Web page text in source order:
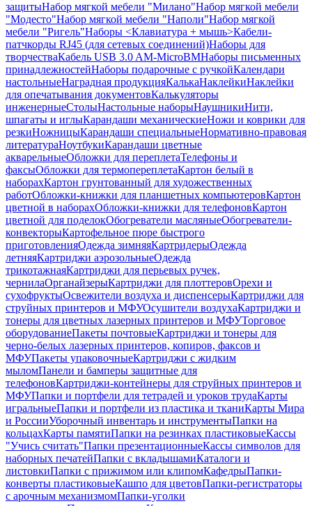
защитыНабор мягкой мебели "Милано"Набор мягкой мебели
"Модесто"Набор мягкой мебели "Наполи"Набор мягкой
мебели "Ригель"Наборы <Клавиатура + мышь>Кабели-
патчкорды RJ45 (для сетевых соединений)Наборы для
творчестваКабель USB 3.0 AM-MicroBMНаборы письменных
принадлежностейНаборы подарочные с ручкойКалендари
настольныеНаградная продукцияКалькаНаклейкиНаклейки
для опечатывания документовКалькуляторы
инженерныеСтолыНастольные наборыНаушникиНити,
шпагаты и иглыКарандаши механическиеНожи и коврики для
резкиНожницыКарандаши специальныеНормативно-правовая
литератураНоутбукиКарандаши цветные
акварельныеОбложки для переплетаТелефоны и
факсыОбложки для термопереплетаКартон белый в
наборахКартон грунтованный для художественных
работОбложки-книжки для планшетных компьютеровКартон
цветной в наборахОбложки-книжки для телефоновКартон
цветной для поделокОбогреватели масляныеОбогреватели-
конвекторыКартофельное пюре быстрого
приготовленияОдежда зимняяКартридерыОдежда
летняяКартриджи аэрозольныеОдежда
трикотажнаяКартриджи для перьевых ручек,
чернилаОрганайзерыКартриджи для плоттеровОрехи и
сухофруктыОсвежители воздуха и диспенсерыКартриджи для
струйных принтеров и МФУОсушители воздухаКартриджи и
тонеры для цветных лазерных принтеров и МФУТорговое
оборудованиеПакеты почтовыеКартриджи и тонеры для
черно-белых лазерных принтеров, копиров, факсов и
МФУПакеты упаковочныеКартриджи с жидким
мыломПанели и бамперы защитные для
телефоновКартриджи-контейнеры для струйных принтеров и
МФУПапки и портфели для тетрадей и уроков трудаКарты
игральныеПапки и портфели из пластика и тканиКарты Мира
и РоссииУборочный инвентарь и инструментыПапки на
кольцахКарты памятиПапки на резинках пластиковыеКассы
"Учись считать"Папки презентационныеКассы символов для
наборных печатейПапки с вкладышамиКаталоги и
листовкиПапки с прижимом или клипомКафедрыПапки-
конверты пластиковыеКашпо для цветовПапки-регистраторы
с арочным механизмомПапки-уголки